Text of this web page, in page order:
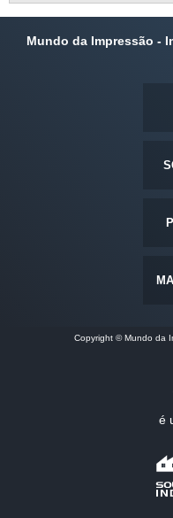
Mundo da Impressão -
Copyright © Mundo da
é